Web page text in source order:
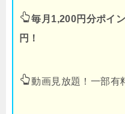
毎月1,200円分ポイ
円！
動画見放題！一部有